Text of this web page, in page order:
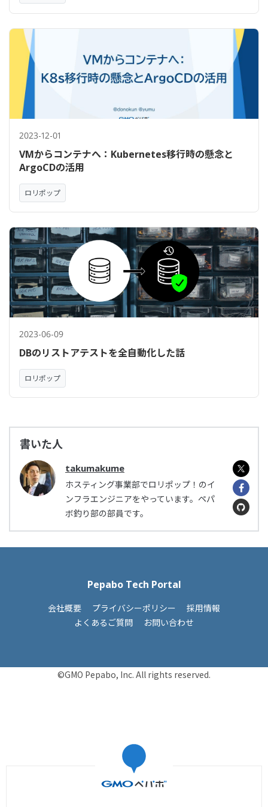
2023-12-01
VMからコンテナへ：Kubernetes移行時の懸念と
ArgoCDの活用
ロリポップ
2023-06-09
DBのリストアテストを全自動化した話
ロリポップ
書いた人
takumakume
ホスティング事業部でロリポップ！のイ
ンフラエンジニアをやっています。ペパ
ボ釣り部の部員です。
Pepabo Tech Portal
会社概要 プライバシーポリシー
採用情報
よくあるご質問
お問い合わせ
©GMO Pepabo, Inc. All rights reserved.